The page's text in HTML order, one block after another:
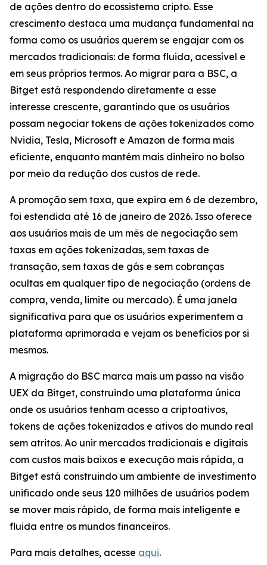
de ações dentro do ecossistema cripto. Esse
crescimento destaca uma mudança fundamental na
forma como os usuários querem se engajar com os
mercados tradicionais: de forma fluida, acessível e
em seus próprios termos. Ao migrar para a BSC, a
Bitget está respondendo diretamente a esse
interesse crescente, garantindo que os usuários
possam negociar tokens de ações tokenizados como
Nvidia, Tesla, Microsoft e Amazon de forma mais
eficiente, enquanto mantém mais dinheiro no bolso
por meio da redução dos custos de rede.
A promoção sem taxa, que expira em 6 de dezembro,
foi estendida até 16 de janeiro de 2026. Isso oferece
aos usuários mais de um mês de negociação sem
taxas em ações tokenizadas, sem taxas de
transação, sem taxas de gás e sem cobranças
ocultas em qualquer tipo de negociação (ordens de
compra, venda, limite ou mercado). É uma janela
significativa para que os usuários experimentem a
plataforma aprimorada e vejam os benefícios por si
mesmos.
A migração do BSC marca mais um passo na visão
UEX da Bitget, construindo uma plataforma única
onde os usuários tenham acesso a criptoativos,
tokens de ações tokenizados e ativos do mundo real
sem atritos. Ao unir mercados tradicionais e digitais
com custos mais baixos e execução mais rápida, a
Bitget está construindo um ambiente de investimento
unificado onde seus 120 milhões de usuários podem
se mover mais rápido, de forma mais inteligente e
fluida entre os mundos financeiros.
Para mais detalhes, acesse aqui.